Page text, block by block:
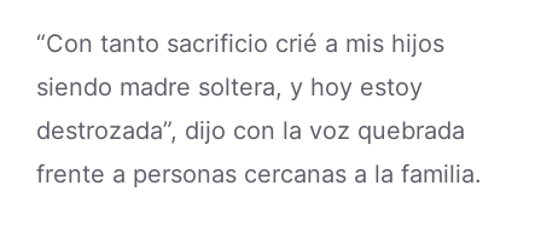
“Con tanto sacrificio crié a mis hijos
siendo madre soltera, y hoy estoy
destrozada”, dijo con la voz quebrada
frente a personas cercanas a la familia.